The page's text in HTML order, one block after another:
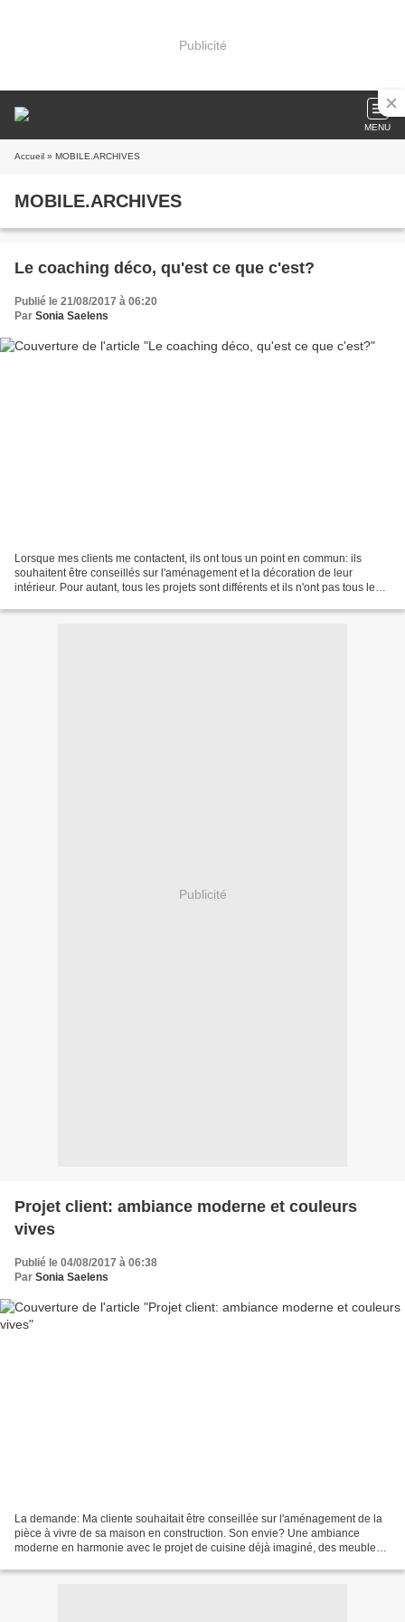
Publicité
MENU
Accueil » MOBILE.ARCHIVES
MOBILE.ARCHIVES
Le coaching déco, qu'est ce que c'est?
Publié le 21/08/2017 à 06:20
Par Sonia Saelens
Lorsque mes clients me contactent, ils ont tous un point en commun: ils
souhaitent être conseillés sur l'aménagement et la décoration de leur
intérieur. Pour autant, tous les projets sont différents et ils n'ont pas tous les
Publicité
Projet client: ambiance moderne et couleurs
vives
Publié le 04/08/2017 à 06:38
Par Sonia Saelens
La demande: Ma cliente souhaitait être conseillée sur l'aménagement de la
pièce à vivre de sa maison en construction. Son envie? Une ambiance
moderne en harmonie avec le projet de cuisine déjà imaginé, des meubles